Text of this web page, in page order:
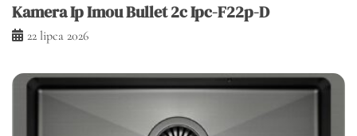
Kamera Ip Imou Bullet 2c Ipc-F22p-D
22 lipca 2026